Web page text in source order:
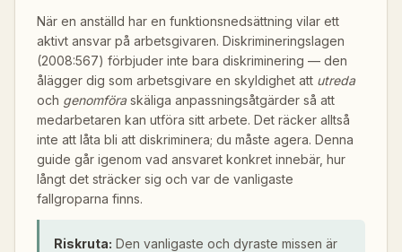
När en anställd har en funktionsnedsättning vilar ett
aktivt ansvar på arbetsgivaren. Diskrimineringslagen
(2008:567) förbjuder inte bara diskriminering — den
ålägger dig som arbetsgivare en skyldighet att utreda
och genomföra skäliga anpassningsåtgärder så att
medarbetaren kan utföra sitt arbete. Det räcker alltså
inte att låta bli att diskriminera; du måste agera. Denna
guide går igenom vad ansvaret konkret innebär, hur
långt det sträcker sig och var de vanligaste
fallgroparna finns.
Riskruta: Den vanligaste och dyraste missen är